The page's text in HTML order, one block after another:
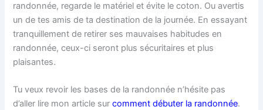
randonnée, regarde le matériel et évite le coton. Ou avertis
un de tes amis de ta destination de la journée. En essayant
tranquillement de retirer ses mauvaises habitudes en
randonnée, ceux-ci seront plus sécuritaires et plus
plaisantes.
Tu veux revoir les bases de la randonnée n’hésite pas
d’aller lire mon article surcomment débuter la randonnée.